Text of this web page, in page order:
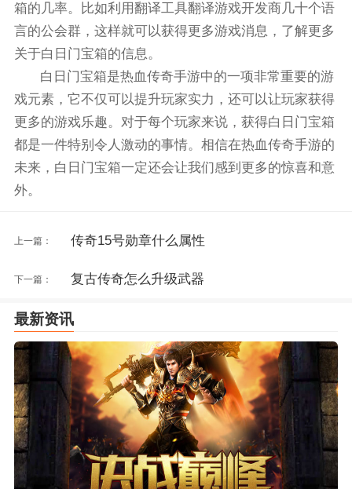
箱的几率。比如利用翻译工具翻译游戏开发商几十个语
言的公会群，这样就可以获得更多游戏消息，了解更多
关于白日门宝箱的信息。
白日门宝箱是热血传奇手游中的一项非常重要的游
戏元素，它不仅可以提升玩家实力，还可以让玩家获得
更多的游戏乐趣。对于每个玩家来说，获得白日门宝箱
都是一件特别令人激动的事情。相信在热血传奇手游的
未来，白日门宝箱一定还会让我们感到更多的惊喜和意
外。
上一篇： 传奇15号勋章什么属性
下一篇： 复古传奇怎么升级武器
最新资讯